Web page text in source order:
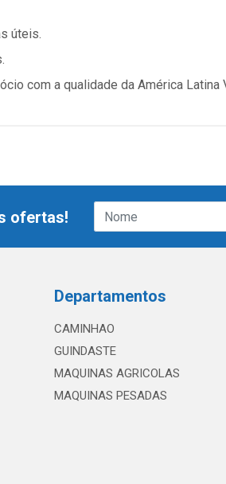
úteis.
com a qualidade da América Latina
ofertas!
Departamentos
CAMINHAO
GUINDASTE
MAQUINAS AGRICOLAS
MAQUINAS PESADAS